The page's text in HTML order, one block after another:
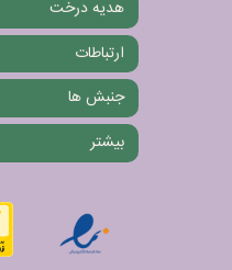
هدیه درخت
ارتباطات
جنبش ها
بیشتر